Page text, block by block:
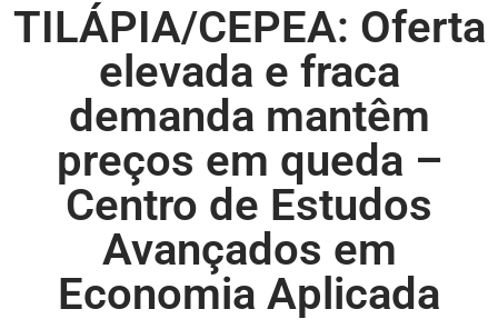
TILÁPIA/CEPEA: Oferta
elevada e fraca
demanda mantêm
preços em queda –
Centro de Estudos
Avançados em
Economia Aplicada